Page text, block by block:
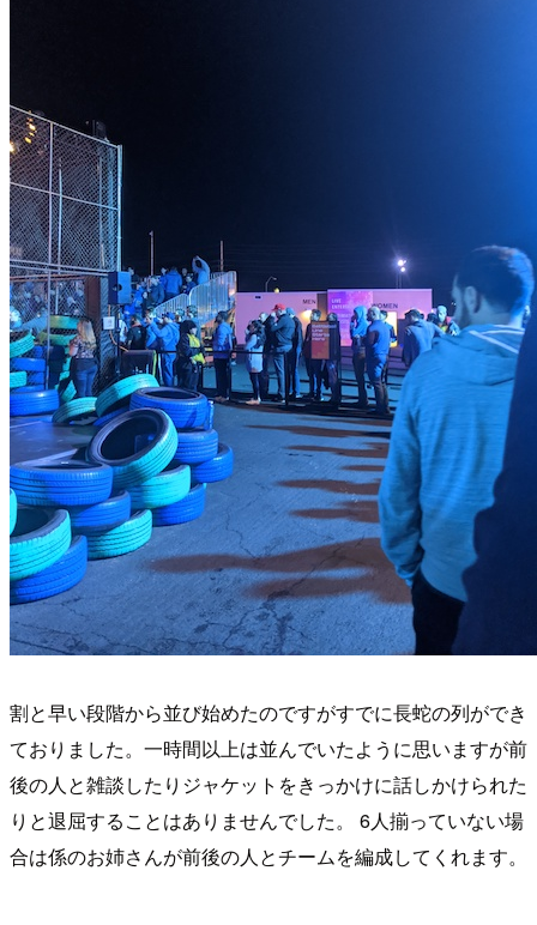
割と早い段階から並び始めたのですがすでに長蛇の列ができ
ておりました。一時間以上は並んでいたように思いますが前
後の人と雑談したりジャケットをきっかけに話しかけられた
りと退屈することはありませんでした。 6人揃っていない場
合は係のお姉さんが前後の人とチームを編成してくれます。